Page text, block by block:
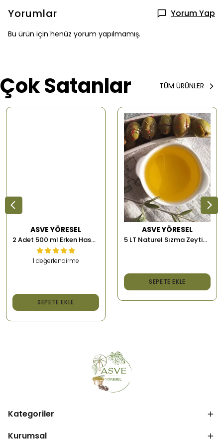
Yorumlar Yorum Yap
Bu ürün için henüz yorum yapılmamış.
Çok Satanlar TÜM ÜRÜNLER
ASVE YÖRESEL
2 Adet 500 ml Erken Hasat Memecik Soğuk Sıkım Zeytinyağı
1 değerlendirme
SEPETE EKLE
ASVE YÖRESEL
5 LT Naturel Sızma Zeytinyağı
SEPETE EKLE
Kategoriler
Kurumsal